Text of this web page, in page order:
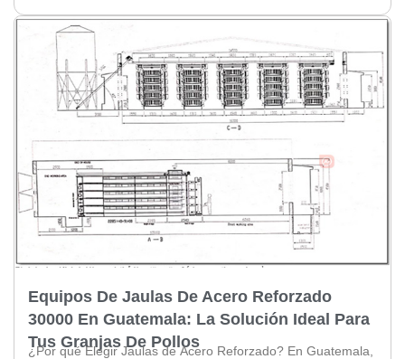
Equipos De Jaulas De Acero Reforzado
30000 En Guatemala: La Solución Ideal Para
Tus Granjas De Pollos
¿Por qué Elegir Jaulas de Acero Reforzado? En Guatemala,